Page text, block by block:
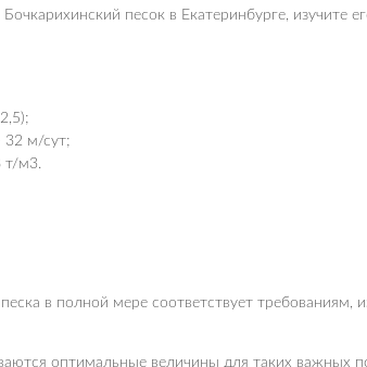
песок в Екатеринбурге, изучите
32 м/сут;
т/м3.
песка в полной мере соответствует
оптимальные величины для таких важных